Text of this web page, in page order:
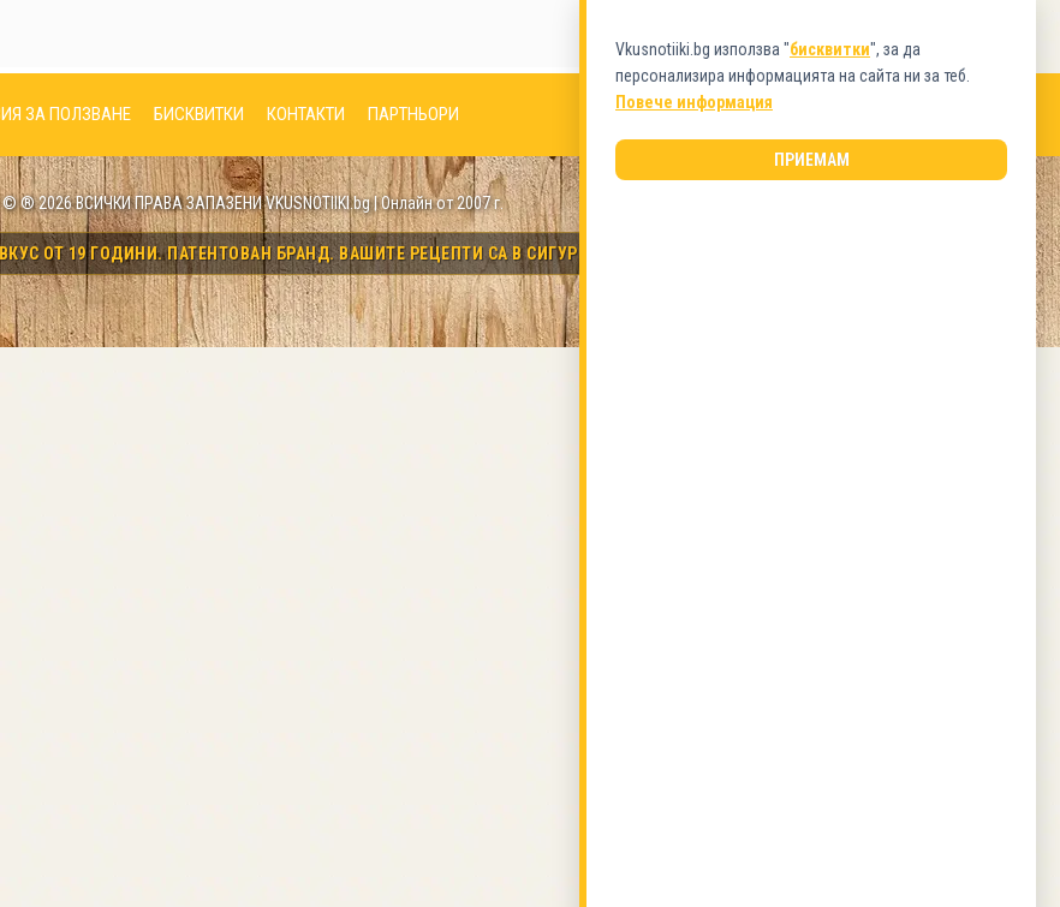
ЗА ПОЛЗВАНЕ БИСКВИТКИ КОНТАКТИ ПАРТНЬОРИ
© ® 2026 ВСИЧКИ ПРАВА ЗАПАЗЕНИ VKUSNOTIIKI.bg | Онлайн от 2007 г.
ОТ 19 ГОДИНИ. ПАТЕНТОВАН БРАНД. ВАШИТЕ РЕЦЕПТИ СА В СИГУРНИ РЪЦЕ.
Vkusnotiiki.bg използва "бисквитки", за да
персонализира информацията на сайта ни за теб.
Повече информация
ПРИЕМАМ